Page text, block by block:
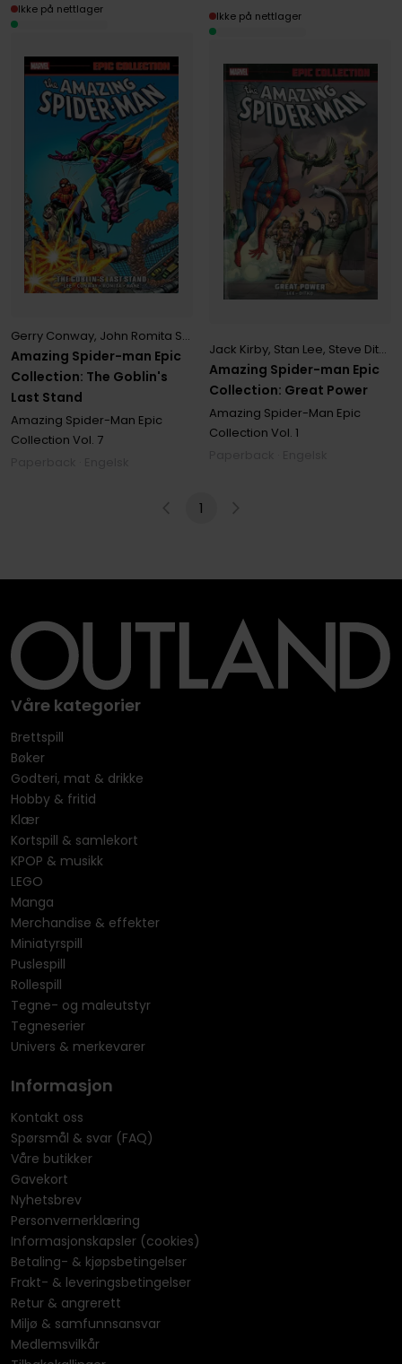
Amazing Spider-man Epic
Collection: The Goblin's
Last Stand
Gerry Conway, John Romita Sr. ,
Amazing Spider-Man Epic
Collection Vol. 7
Ikke på nettlager
Amazing Spider-man Epic
Collection: Great Power
Jack Kirby, Stan Lee, Steve Ditko
Amazing Spider-Man Epic
Collection Vol. 1
Ikke på nettlager
1
Våre kategorier
Brettspill
Bøker
Godteri, mat & drikke
Hobby & fritid
Klær
Kortspill & samlekort
KPOP & musikk
LEGO
Manga
Merchandise & effekter
Miniatyrspill
Puslespill
Rollespill
Tegne- og maleutstyr
Tegneserier
Univers & merkevarer
Informasjon
Kontakt oss
Spørsmål & svar (FAQ)
Våre butikker
Gavekort
Nyhetsbrev
Personvernerklæring
Informasjonskapsler (cookies)
Betaling- & kjøpsbetingelser
Frakt- & leveringsbetingelser
Retur & angrerett
Miljø & samfunnsansvar
Medlemsvilkår